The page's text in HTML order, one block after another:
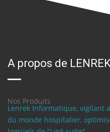
A propos de
Nos Produits
Lenrek Informatique, vigilant
du monde hospitalier,